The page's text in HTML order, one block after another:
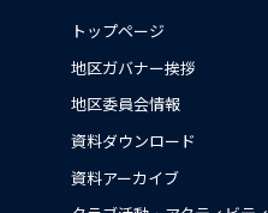
トップページ
地区ガバナー挨拶
地区委員会情報
資料ダウンロード
資料アーカイブ